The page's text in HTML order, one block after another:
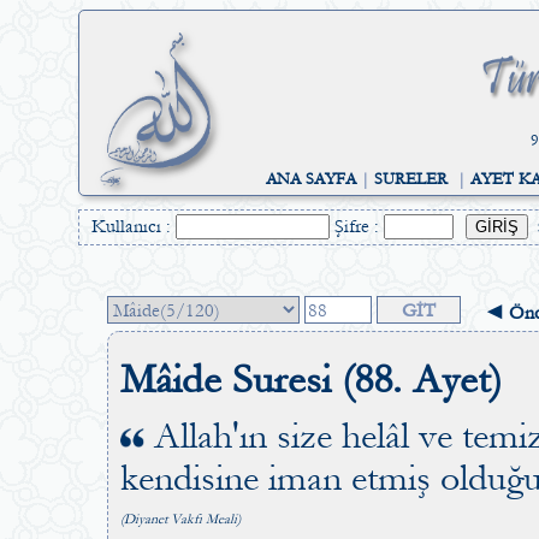
ANA SAYFA| SURELER| AYET
Kullanıcı : Şifre :
◄
Mâide Suresi (88. Ayet)
Allah'ın size helâl ve
kendisine iman etmiş
(Diyanet Vakfı Meali)